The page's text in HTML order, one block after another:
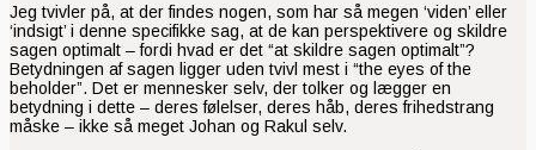
Jeg tvivler på, at der findes nogen, som har så megen ‘viden’ eller
‘indsigt’ i denne specifikke sag, at de kan perspektivere og skildre
sagen optimalt – fordi hvad er det “at skildre sagen optimalt”?
Betydningen af sagen ligger uden tvivl mest i “the eyes of the
beholder”. Det er mennesker selv, der tolker og lægger en
betydning i dette – deres følelser, deres håb, deres frihedstrang
måske – ikke så meget Johan og Rakul selv.